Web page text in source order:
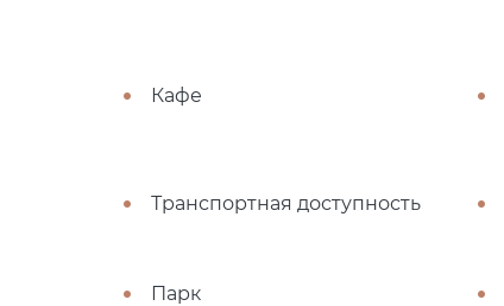
Кафе
Транспортная доступность
Парк